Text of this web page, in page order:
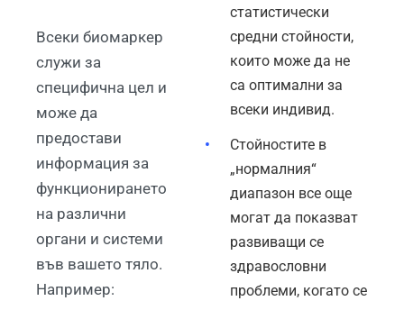
Всеки биомаркер
служи за
специфична цел и
може да
предостави
информация за
функционирането
на различни
органи и системи
във вашето тяло.
Например:
статистически
средни стойности,
които може да не
са оптимални за
всеки индивид.
Стойностите в
„нормалния“
диапазон все още
могат да показват
развиващи се
здравословни
проблеми, когато се